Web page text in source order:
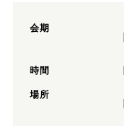
会期
時間
場所